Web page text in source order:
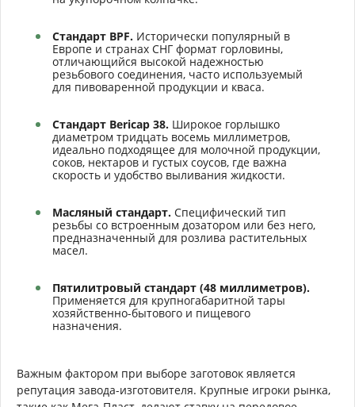
Стандарт BPF. Исторически популярный в
Европе и странах СНГ формат горловины,
отличающийся высокой надежностью
резьбового соединения, часто используемый
для пивоваренной продукции и кваса.
Стандарт Bericap 38. Широкое горлышко
диаметром тридцать восемь миллиметров,
идеально подходящее для молочной продукции,
соков, нектаров и густых соусов, где важна
скорость и удобство выливания жидкости.
Масляный стандарт. Специфический тип
резьбы со встроенным дозатором или без него,
предназначенный для розлива растительных
масел.
Пятилитровый стандарт (48 миллиметров).
Применяется для крупногабаритной тары
хозяйственно-бытового и пищевого
назначения.
Важным фактором при выборе заготовок является
репутация завода-изготовителя. Крупные игроки рынка,